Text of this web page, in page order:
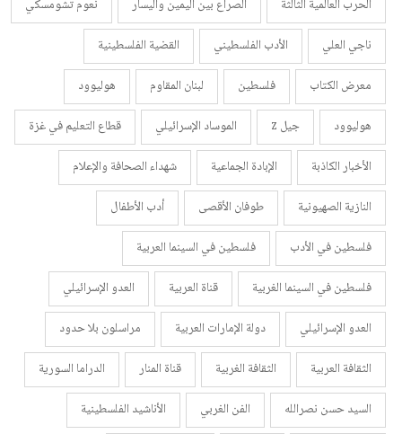
الحرب العالمية الثالثة
الصراع بين اليمين واليسار
نعوم تشومسكي
ناجي العلي
الأدب الفلسطيني
القضية الفلسطينية
معرض الكتاب
فلسطين لبنان المقاوم
هوليوود
هوليوود
جيل z الموساد الإسرائيلي
قطاع التعليم في غزة
الأخبار الكاذبة
الإبادة الجماعية
شهداء الصحافة والإعلام
النازية الصهيونية
طوفان الأقصى
أدب الأطفال
فلسطين في الأدب
فلسطين في السينما العربية
فلسطين في السينما الغربية
قناة العربية
العدو الإسرائيلي
العدو الإسرائيلي
دولة الإمارات العربية
مراسلون بلا حدود
الثقافة العربية
الثقافة الغربية قناة المنار
الدراما السورية
السيد حسن نصرالله
الفن الغربي الأناشيد الفلسطينية